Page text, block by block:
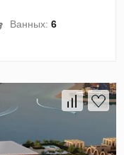
Ванных:6